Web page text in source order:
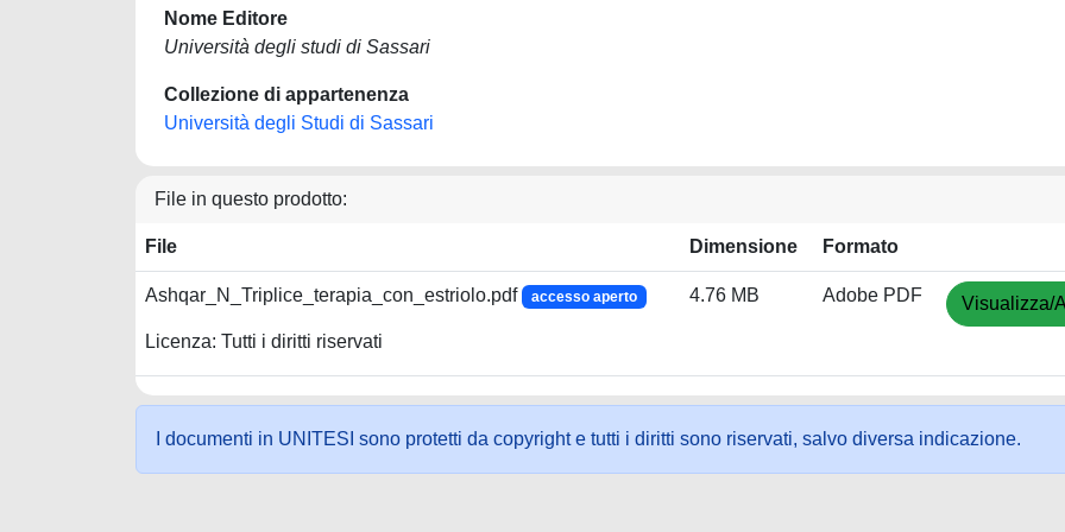
Nome Editore
Università degli studi di Sassari
Collezione di appartenenza
Università degli Studi di Sassari
File in questo prodotto:
File Dimensione Formato
Ashqar_N_Triplice_terapia_con_estriolo.pdf accesso aperto
Licenza: Tutti i diritti riservati
4.76 MB Adobe PDF Visualizza/
I documenti in UNITESI sono protetti da copyright e tutti i diritti sono riservati, salvo diversa indicazione.